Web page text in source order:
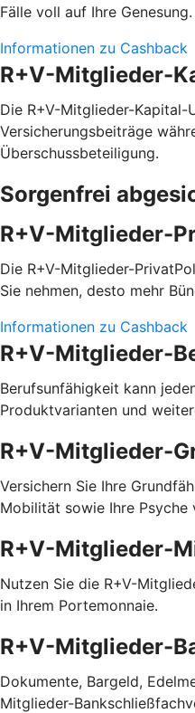
Fälle voll auf Ihre
Informationen zu Cashback
R+V-Mitglieder-
Die R+V-Mitglieder-Kapital-
Versicherungsbeiträge
Überschussbeteiligung.
Sorgenfrei
R+V-Mitglieder-
Die R+V-Mitglieder-
Sie nehmen, desto mehr
Informationen zu Cashback
R+V-Mitglieder-
Berufsunfähigkeit kann
Produktvarianten und
R+V-Mitglieder-
Versichern Sie Ihre
Mobilität sowie Ihre Psyche
R+V-Mitglieder-
Nutzen Sie die R+V-
in Ihrem Portemonnaie.
R+V-Mitglieder-
Dokumente, Bargeld,
Mitglieder-